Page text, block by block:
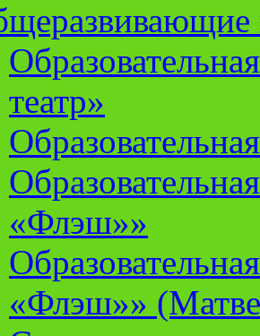
театр»
«Флэш»»
«Флэш»»